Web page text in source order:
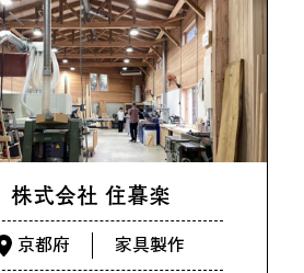
株式会社 住暮楽
京都府 家具製作